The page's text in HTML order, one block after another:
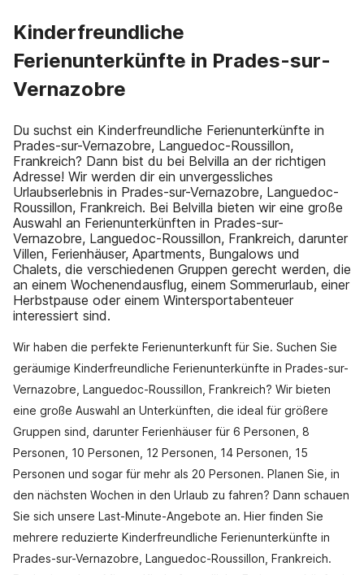
Kinderfreundliche
Ferienunterkünfte in Prades-sur-
Vernazobre
Du suchst ein Kinderfreundliche Ferienunterkünfte in
Prades-sur-Vernazobre, Languedoc-Roussillon,
Frankreich? Dann bist du bei Belvilla an der richtigen
Adresse! Wir werden dir ein unvergessliches
Urlaubserlebnis in Prades-sur-Vernazobre, Languedoc-
Roussillon, Frankreich. Bei Belvilla bieten wir eine große
Auswahl an Ferienunterkünften in Prades-sur-
Vernazobre, Languedoc-Roussillon, Frankreich, darunter
Villen, Ferienhäuser, Apartments, Bungalows und
Chalets, die verschiedenen Gruppen gerecht werden, die
an einem Wochenendausflug, einem Sommerurlaub, einer
Herbstpause oder einem Wintersportabenteuer
interessiert sind.
Wir haben die perfekte Ferienunterkunft für Sie. Suchen Sie
geräumige Kinderfreundliche Ferienunterkünfte in Prades-sur-
Vernazobre, Languedoc-Roussillon, Frankreich? Wir bieten
eine große Auswahl an Unterkünften, die ideal für größere
Gruppen sind, darunter Ferienhäuser für 6 Personen, 8
Personen, 10 Personen, 12 Personen, 14 Personen, 15
Personen und sogar für mehr als 20 Personen. Planen Sie, in
den nächsten Wochen in den Urlaub zu fahren? Dann schauen
Sie sich unsere Last-Minute-Angebote an. Hier finden Sie
mehrere reduzierte Kinderfreundliche Ferienunterkünfte in
Prades-sur-Vernazobre, Languedoc-Roussillon, Frankreich.